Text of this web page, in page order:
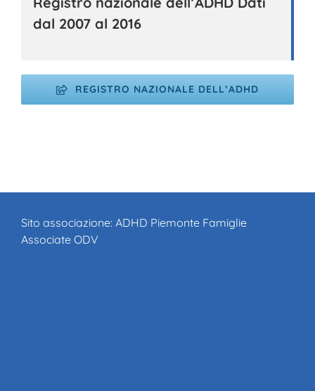
dal 2007 al 2016
REGISTRO NAZIONALE DELL’ADHD
Sito associazione: ADHD Piemonte Famiglie
Associate ODV